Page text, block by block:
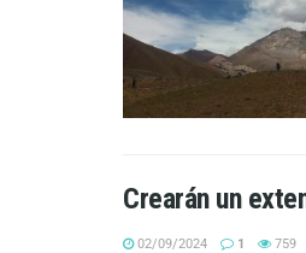
Crearán un
02/09/2024 1 759